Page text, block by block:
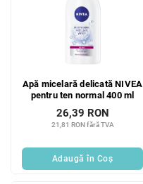
Apă micelară delicată NIVEA
pentru ten normal 400 ml
21,81 RON fără TVA
26,39 RON
Adaugă în Coş